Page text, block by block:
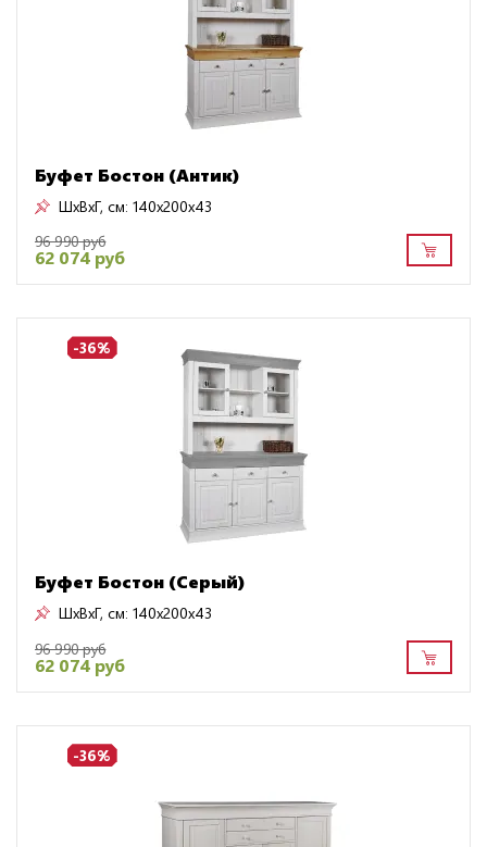
Буфет Бостон (Антик)
ШxВxГ, см: 140x200x43
96 990 руб
62 074 руб
-36%
Буфет Бостон (Серый)
ШxВxГ, см: 140x200x43
96 990 руб
62 074 руб
-36%